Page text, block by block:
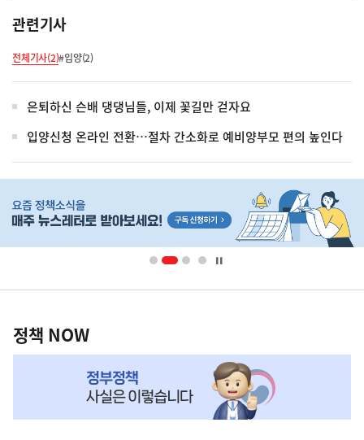
관련기사
전체기사(2)#입양(2)
은퇴하신 슨배 댕댕님들, 이제 꽃길만 걷자요
입양신청 온라인 전환…절차 간소화로 예비양부모 편의 높인다
단
영
책
NOW,
정책 NOW